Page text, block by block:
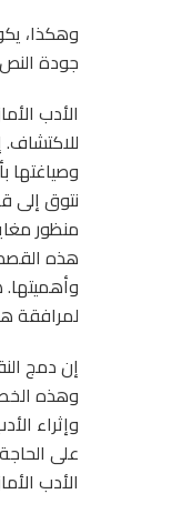
وهكذا،
جودة
الأدب
للاكتشاف.
وصياغتها
نتوق إلى
منظور
هذه القصص
وأهميتها.
لمرافقة
إن دمج
وهذه
وإثراء
على
الأدب